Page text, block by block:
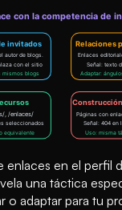
enlaces en el perfil
una táctica
o adaptar para tu